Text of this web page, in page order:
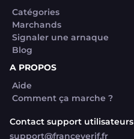
Catégories
Marchands
Signaler une arnaque
Blog
A PROPOS
Aide
Comment ça marche ?
Contact support utilisateurs
support@franceverif.fr